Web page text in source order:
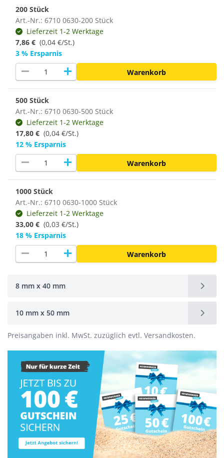
200 Stück
Art.-Nr.: 6710 0630-200 Stück
Lieferzeit 1-2 Werktage
7,86 € (0,04 €/St.)
3 % Ersparnis
remove add Warenkorb
500 Stück
Art.-Nr.: 6710 0630-500 Stück
Lieferzeit 1-2 Werktage
17,80 € (0,04 €/St.)
12 % Ersparnis
remove add Warenkorb
1000 Stück
Art.-Nr.: 6710 0630-1000 Stück
Lieferzeit 1-2 Werktage
33,00 € (0,03 €/St.)
18 % Ersparnis
remove add Warenkorb
8 mm x 40 mm
10 mm x 50 mm
Preisangaben inkl. MwSt. zuzüglich evtl. Versandkosten.